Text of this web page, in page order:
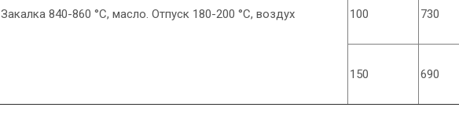
840-860 °С, масло. Отпуск 180-200 °С, воздух 100 730
150 690